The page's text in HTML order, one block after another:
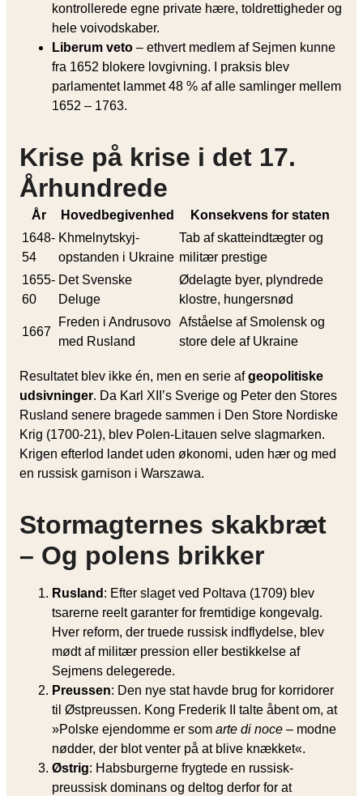
kontrollerede egne private hære, toldrettigheder og
hele voivodskaber.
Liberum veto – ethvert medlem af Sejmen kunne
fra 1652 blokere lovgivning. I praksis blev
parlamentet lammet 48 % af alle samlinger mellem
1652 – 1763.
Krise på krise i det 17.
Århundrede
År Hovedbegivenhed
Konsekvens for staten
1648-
54
Khmelnytskyj-
opstanden i Ukraine
Tab af skatteindtægter og
militær prestige
1655-
60
Det Svenske
Deluge
Ødelagte byer, plyndrede
klostre, hungersnød
1667
Freden i Andrusovo
med Rusland
Afståelse af Smolensk og
store dele af Ukraine
Resultatet blev ikke én, men en serie afgeopolitiske
udsivninger. Da Karl XII’s Sverige og Peter den Stores
Rusland senere bragede sammen i Den Store Nordiske
Krig (1700-21), blev Polen-Litauen selve slagmarken.
Krigen efterlod landet uden økonomi, uden hær og med
en russisk garnison i Warszawa.
Stormagternes skakbræt
– Og polens brikker
Rusland : Efter slaget ved Poltava (1709) blev
tsarerne reelt garanter for fremtidige kongevalg.
Hver reform, der truede russisk indflydelse, blev
mødt af militær pression eller bestikkelse af
Sejmens delegerede.
Preussen: Den nye stat havde brug for korridorer
til Østpreussen. Kong Frederik II talte åbent om, at
»Polske ejendomme er som arte di noce – modne
nødder, der blot venter på at blive knækket«.
Østrig: Habsburgerne frygtede en russisk-
preussisk dominans og deltog derfor for at